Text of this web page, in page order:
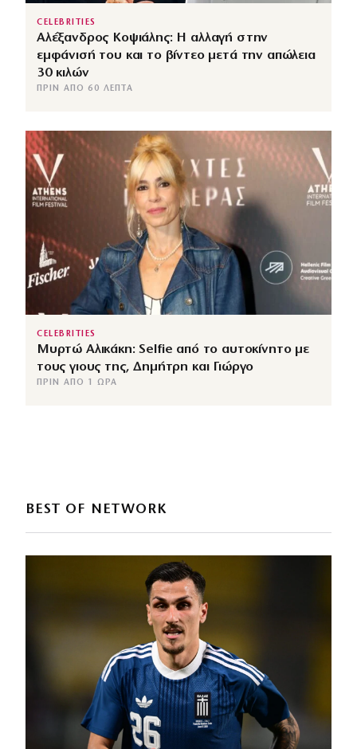
CELEBRITIES
Αλέξανδρος Κοψιάλης: Η αλλαγή στην
εμφάνισή του και το βίντεο μετά την απώλεια
30 κιλών
ΠΡΙΝ ΑΠΌ 60 ΛΕΠΤΆ
CELEBRITIES
Μυρτώ Αλικάκη: Selfie από το αυτοκίνητο με
τους γιους της, Δημήτρη και Γιώργο
ΠΡΙΝ ΑΠΌ 1 ΏΡΑ
BEST OF NETWORK